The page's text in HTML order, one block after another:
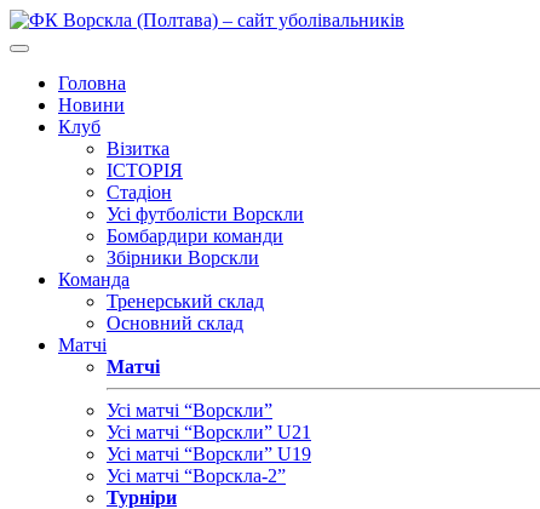
Головна
Новини
Клуб
Візитка
ІСТОРІЯ
Стадіон
Усі футболісти Ворскли
Бомбардири команди
Збірники Ворскли
Команда
Тренерський склад
Основний склад
Матчі
Матчі
Усі матчі “Ворскли”
Усі матчі “Ворскли” U21
Усі матчі “Ворскли” U19
Усі матчі “Ворскла-2”
Турніри